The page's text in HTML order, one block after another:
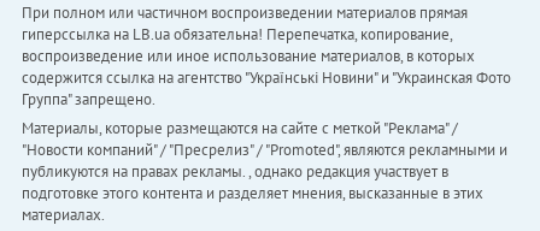
При полном или частичном воспроизведении материалов прямая
гиперссылка на LB.ua обязательна! Перепечатка, копирование,
воспроизведение или иное использование материалов, в которых
содержится ссылка на агентство "Українськi Новини" и "Украинская Фото
Группа" запрещено.
Материалы, которые размещаются на сайте с меткой "Реклама" /
"Новости компаний" / "Пресрелиз" / "Promoted", являются рекламными и
публикуются на правах рекламы. , однако редакция участвует в
подготовке этого контента и разделяет мнения, высказанные в этих
материалах.